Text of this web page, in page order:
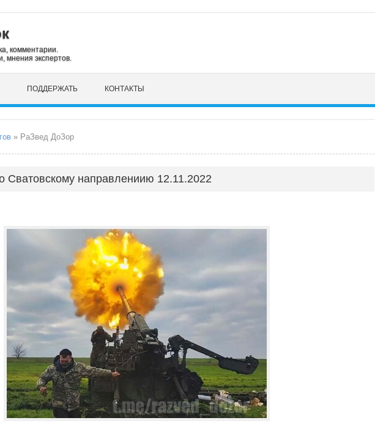
комментарии.
мнения экспертов.
ПОДДЕРЖАТЬ КОНТАКТЫ
» РаЗвед ДоЗор
Сватовскому направлениию 12.11.2022